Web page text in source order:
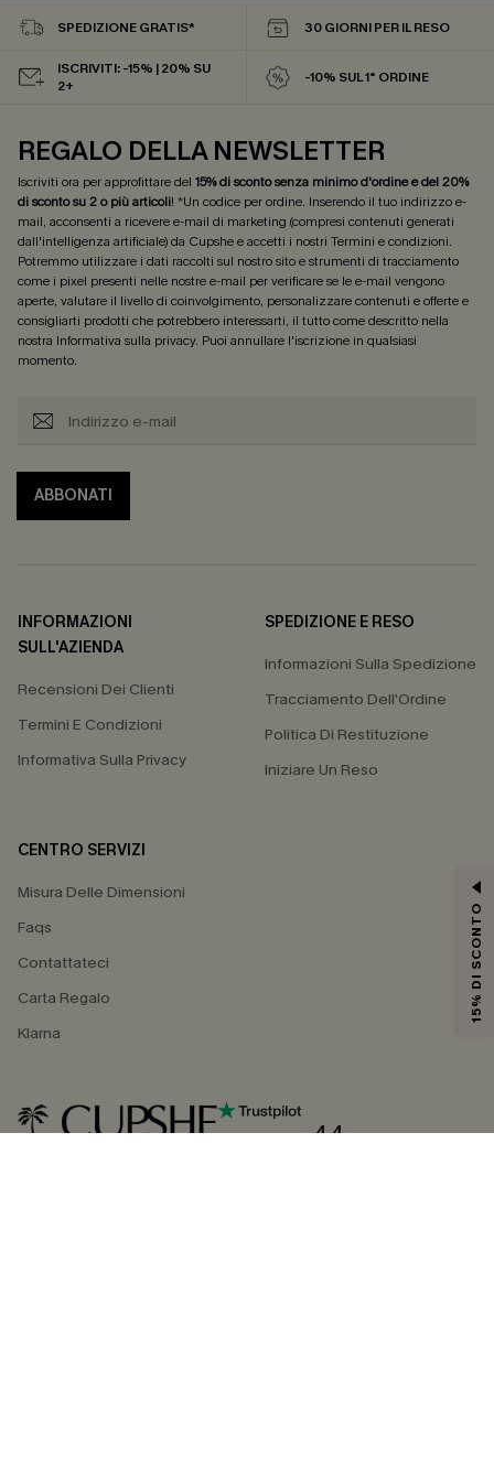
SPEDIZIONE GRATIS* 30 GIORNI PER IL RESO
ISCRIVITI: -15% | 20% SU
2+
-10% SUL 1° ORDINE
REGALO DELLA NEWSLETTER
Iscriviti ora per approfittare del 15% di sconto senza minimo d'ordine e del 20%
di sconto su 2 o più articoli! *Un codice per ordine. Inserendo il tuo indirizzo e-
mail, acconsenti a ricevere e-mail di marketing (compresi contenuti generati
dall'intelligenza artificiale) da Cupshe e accetti i nostri Termini e condizioni.
Potremmo utilizzare i dati raccolti sul nostro sito e strumenti di tracciamento
come i pixel presenti nelle nostre e-mail per verificare se le e-mail vengono
aperte, valutare il livello di coinvolgimento, personalizzare contenuti e offerte e
consigliarti prodotti che potrebbero interessarti, il tutto come descritto nella
nostra Informativa sulla privacy. Puoi annullare l'iscrizione in qualsiasi
momento.
ABBONATI
INFORMAZIONI
SULL'AZIENDA
Recensioni Dei Clienti
Termini E Condizioni
Informativa Sulla Privacy
SPEDIZIONE E RESO
Informazioni Sulla Spedizione
Tracciamento Dell'Ordine
Politica Di Restituzione
Iniziare Un Reso
CENTRO SERVIZI
Misura Delle Dimensioni
Faqs
Contattateci
Carta Regalo
Klarna
4.4
15% DI SCONTO